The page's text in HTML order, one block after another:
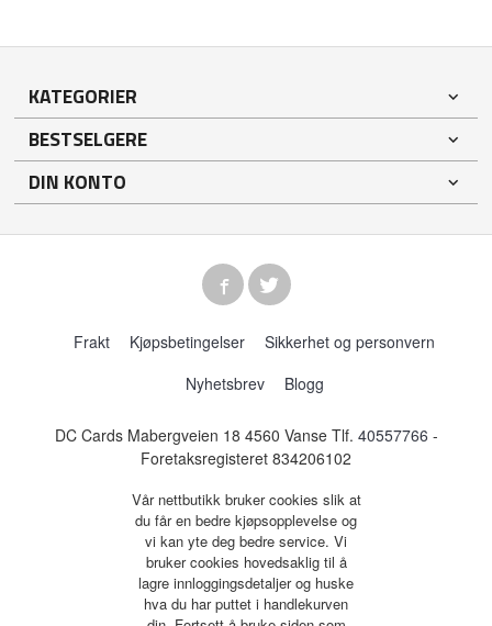
KATEGORIER
BESTSELGERE
DIN KONTO
Frakt Kjøpsbetingelser
Sikkerhet og personvern
Nyhetsbrev
Blogg
DC Cards Mabergveien 18 4560 Vanse Tlf. 40557766 -
Foretaksregisteret 834206102
Vår nettbutikk bruker cookies slik at
du får en bedre kjøpsopplevelse og
vi kan yte deg bedre service. Vi
bruker cookies hovedsaklig til å
lagre innloggingsdetaljer og huske
hva du har puttet i handlekurven